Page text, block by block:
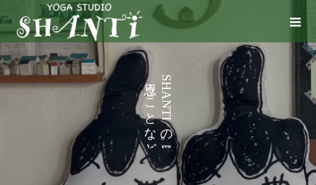
S
H
A
N
T
I
の
。
う
こ
と
な
ど
い
ろ
い
ろ
と